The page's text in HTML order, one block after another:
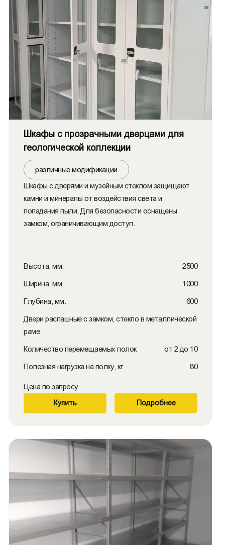
Шкафы с прозрачными дверцами для
геологической коллекции
различные модификации
Шкафы с дверями и музейным стеклом защищают
камни и минералы от воздействия света и
попадания пыли. Для безопасности оснащены
замком, ограничивающим доступ.
Высота, мм. 2500
Ширина, мм. 1000
Глубина, мм. 600
Двери распашные с замком, стекло в металлической
раме
Количество перемещаемых полок от 2 до 10
Полезная нагрузка на полку, кг 80
Цена по запросу
Купить Подробнее